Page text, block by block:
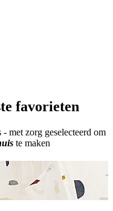
favorieten
met zorg geselecteerd om
te maken